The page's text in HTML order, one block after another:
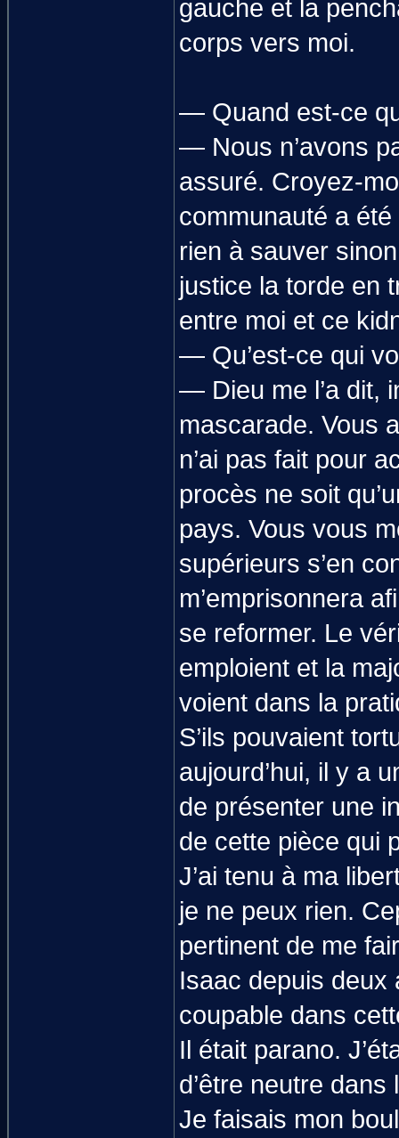
gauche et la
corps vers moi.
— Quand est-ce
— Nous n’avons
assuré. Croyez-
communauté a
rien à sauver
justice la torde en
entre moi et ce
— Qu’est-ce qui
— Dieu me l’a dit,
mascarade. Vous
n’ai pas fait pour
procès ne soit
pays. Vous vous
supérieurs s’en
m’emprisonnera
se reformer. Le
emploient et la
voient dans la
S’ils pouvaient
aujourd’hui, il y a
de présenter une
de cette pièce qui
J’ai tenu à ma
je ne peux rien.
pertinent de me
Isaac depuis deux
coupable dans
Il était parano.
d’être neutre dans
Je faisais mon